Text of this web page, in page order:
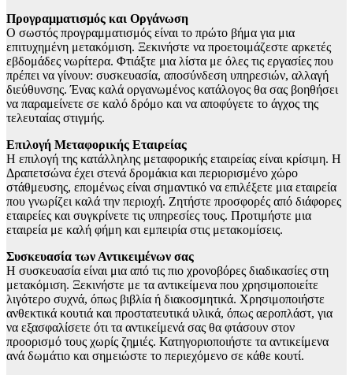
Προγραμματισμός και Οργάνωση
Ο σωστός προγραμματισμός είναι το πρώτο βήμα για μια
επιτυχημένη μετακόμιση. Ξεκινήστε να προετοιμάζεστε αρκετές
εβδομάδες νωρίτερα. Φτιάξτε μια λίστα με όλες τις εργασίες που
πρέπει να γίνουν: συσκευασία, αποσύνδεση υπηρεσιών, αλλαγή
διεύθυνσης. Ένας καλά οργανωμένος κατάλογος θα σας βοηθήσει
να παραμείνετε σε καλό δρόμο και να αποφύγετε το άγχος της
τελευταίας στιγμής.
Επιλογή Μεταφορικής Εταιρείας
Η επιλογή της κατάλληλης μεταφορικής εταιρείας είναι κρίσιμη. Η
Δραπετσώνα έχει στενά δρομάκια και περιορισμένο χώρο
στάθμευσης, επομένως είναι σημαντικό να επιλέξετε μια εταιρεία
που γνωρίζει καλά την περιοχή. Ζητήστε προσφορές από διάφορες
εταιρείες και συγκρίνετε τις υπηρεσίες τους. Προτιμήστε μια
εταιρεία με καλή φήμη και εμπειρία στις μετακομίσεις.
Συσκευασία των Αντικειμένων σας
Η συσκευασία είναι μια από τις πιο χρονοβόρες διαδικασίες στη
μετακόμιση. Ξεκινήστε με τα αντικείμενα που χρησιμοποιείτε
λιγότερο συχνά, όπως βιβλία ή διακοσμητικά. Χρησιμοποιήστε
ανθεκτικά κουτιά και προστατευτικά υλικά, όπως αεροπλάστ, για
να εξασφαλίσετε ότι τα αντικείμενά σας θα φτάσουν στον
προορισμό τους χωρίς ζημιές. Κατηγοριοποιήστε τα αντικείμενα
ανά δωμάτιο και σημειώστε το περιεχόμενο σε κάθε κουτί.